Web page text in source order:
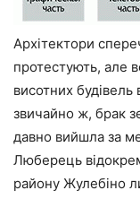
Архітектори
протестують, але
висотних
звичайно ж, брак
давно вийшла за
Люберець
району Жулебіно